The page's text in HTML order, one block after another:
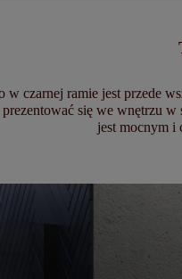
w czarnej ramie jest przede
prezentować się we wnętrzu
jest mocnym i